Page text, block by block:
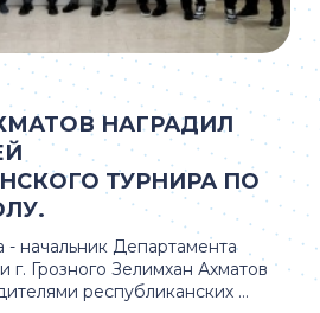
- начальник Департамента
Грозного Зелимхан Ахматов
республиканских ...
НАГРАДИЛ
ТУРНИРА ПО